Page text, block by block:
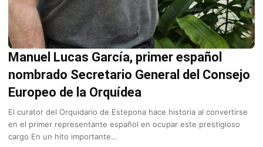
Manuel Lucas García, primer español
nombrado Secretario General del Consejo
Europeo de la Orquídea
El curator del Orquidario de Estepona hace historia al convertirse
en el primer representante español en ocupar este prestigioso
cargo En un hito importante…